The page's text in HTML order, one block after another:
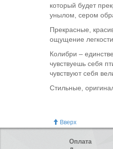
который будет
унылом, сером
Прекрасные,
ощущение
Колибри –
чувствуешь себя
чувствуют себя
Стильные,
Вверх
Оплата